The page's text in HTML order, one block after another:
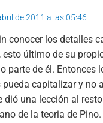
de 2011 a las 05:46
conocer los detalles
último de su
parte de él. Entonces
capitalizar y no
dió una lección al
de la teoria de Pino.